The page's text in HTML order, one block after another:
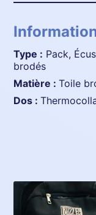
Type : Pack,
brodés
Matière :Toile
Dos :